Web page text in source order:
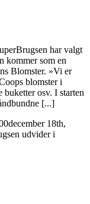
har valgt
kommer som en
Blomster. »Vi er
blomster i
buketter osv. I starten
[...]
december 18th,
udvider i